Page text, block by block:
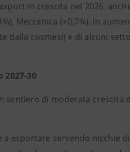
in crescita nel 2026,
Meccanica (+0,7%). In
dalla cosmesi) e di alcuni
30
sentiero di moderata crescita
esportare servendo nicchie